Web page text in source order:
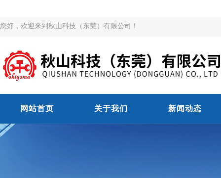
您好，欢迎来到秋山科技（东莞）有限公司！
网站首页 关于我们 新闻动态